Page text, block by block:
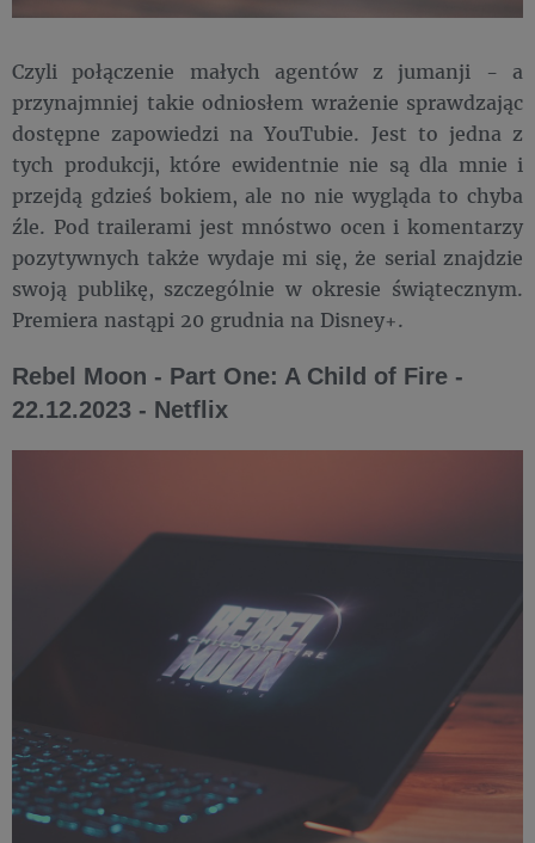
Czyli połączenie małych agentów z jumanji - a
przynajmniej takie odniosłem wrażenie sprawdzając
dostępne zapowiedzi na YouTubie. Jest to jedna z
tych produkcji, które ewidentnie nie są dla mnie i
przejdą gdzieś bokiem, ale no nie wygląda to chyba
źle. Pod trailerami jest mnóstwo ocen i komentarzy
pozytywnych także wydaje mi się, że serial znajdzie
swoją publikę, szczególnie w okresie świątecznym.
Premiera nastąpi 20 grudnia na Disney+.
Rebel Moon - Part One: A Child of Fire -
22.12.2023 - Netflix